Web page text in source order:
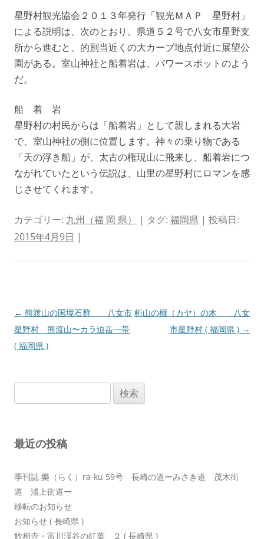
星野村観光協会２０１３年発行「観光ＭＡＰ 星野村」
による説明は、次のとおり。県道５２号で八女市星野支
所から進むと、的別当近くの大カーブ地点付近に展望公
園がある。室山神社と船着岩は、パワースポットのよう
だ。
船 着 岩
星野村の村民からは「船着岩」として親しまれる大岩
で、室山神社の側に位置します。神々の乗り物である
「天の浮き船」が、太古の権現山に飛来し、船着岩につ
ながれていたという伝説は、山里の星野村にロマンを感
じさせてくれます。
カテゴリー: 九州（福 岡 県） | タグ: 福岡県 | 投稿日:
2015年4月9日 |
投
稿
ナ
ン
← 熊渡山の国境石群 八女市
星野村 熊渡山〜カラ迫岳一帯
( 福岡県 )
桁山の榧（カヤ）の木 八女
市星野村 ( 福岡県 ) →
索:
最近の投稿
季刊誌 樂（らく）ra-ku 59号 長崎の道ーみさき道 茂木街
道 浦上街道ー
移転のお知らせ
お知らせ ( 長崎県 )
妙相寺・富川渓谷の紅葉 ２ ( 長崎県 )